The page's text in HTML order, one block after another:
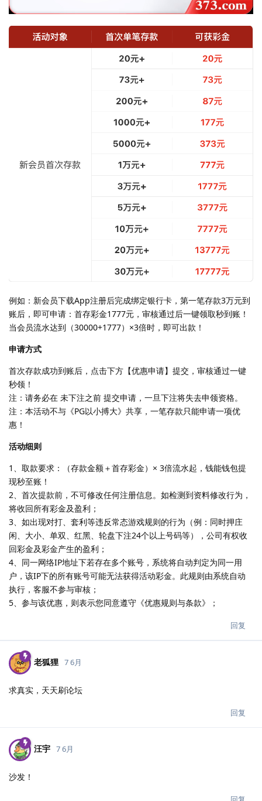
例如：新会员下载App注册后完成绑定银行卡，第一笔存款3万元到
账后，即可申请：首存彩金1777元，审核通过后一键领取秒到账！
当会员流水达到（30000+1777）×3倍时，即可出款！
申请方式
首次存款成功到账后，点击下方【优惠申请】提交，审核通过一键
秒领！
注：请务必在 未下注之前 提交申请，一旦下注将失去申领资格。
注：本活动不与《PG以小搏大》共享，一笔存款只能申请一项优
惠！
活动细则
1、取款要求：（存款金额＋首存彩金）× 3倍流水起，钱能钱包提
现秒至账！
2、首次提款前，不可修改任何注册信息。如检测到资料修改行为，
将收回所有彩金及盈利；
3、如出现对打、套利等违反常态游戏规则的行为（例：同时押庄
闲、大小、单双、红黑、轮盘下注24个以上号码等），公司有权收
回彩金及彩金产生的盈利；
4、同一网络IP地址下若存在多个账号，系统将自动判定为同一用
户，该IP下的所有账号可能无法获得活动彩金。此规则由系统自动
执行，客服不参与审核；
5、参与该优惠，则表示您同意遵守《优惠规则与条款》；
回复
老狐狸 7 6月
求真实，天天刷论坛
回复
汪宇 7 6月
沙发！